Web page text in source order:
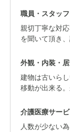
職員・スタッ
親切丁寧な対
を聞いて頂き
外観・内装・
建物は古いら
移動が出来る
介護医療サー
人数が少ない